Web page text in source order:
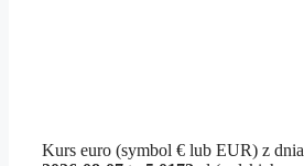
Kurs euro (symbol € lub EUR) z dnia